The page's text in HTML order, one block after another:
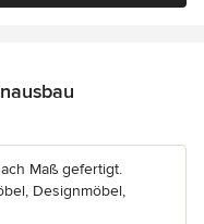
Sternen
Maß gefertigt.
Designmöbel,